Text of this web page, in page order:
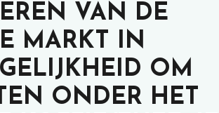
VAN DE
MARKT IN
OM
ONDER HET